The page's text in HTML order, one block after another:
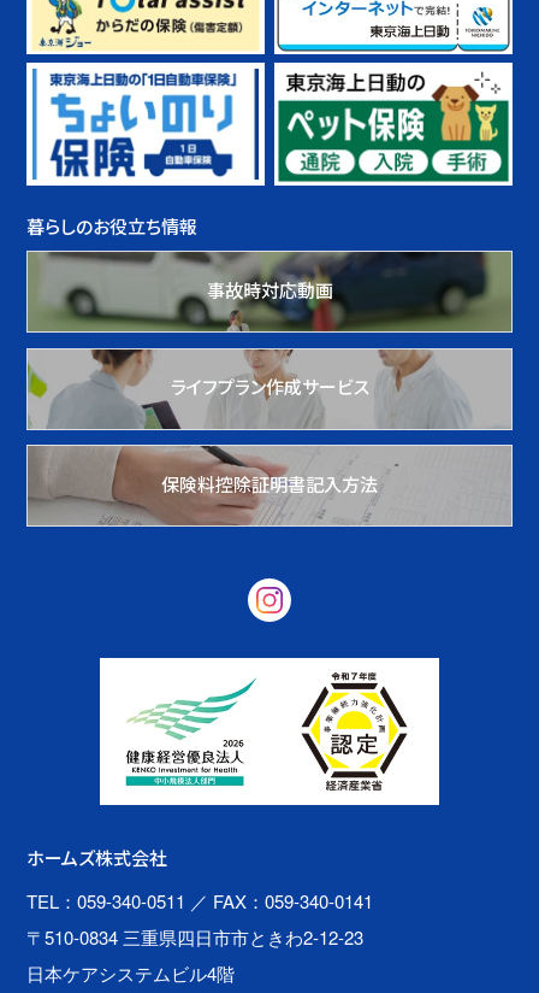
暮らしのお役立ち情報
事故時対応動画
ライフプラン作成サービス
保険料控除証明書記入方法
ホームズ株式会社
TEL：059-340-0511 ／ FAX：059-340-0141
〒510-0834 三重県四日市市ときわ2-12-23
日本ケアシステムビル4階